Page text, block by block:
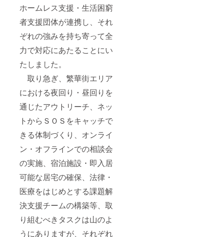
ホームレス支援・生活困窮
者支援団体が連携し、それ
ぞれの強みを持ち寄って全
力で対応にあたることにい
たしました。
取り急ぎ、繁華街エリア
における夜回り・昼回りを
通じたアウトリーチ、ネッ
トからＳＯＳをキャッチで
きる体制づくり、オンライ
ン・オフラインでの相談会
の実施、宿泊施設・即入居
可能な居宅の確保、法律・
医療をはじめとする課題解
決支援チームの構築等、取
り組むべきタスクは山のよ
うにありますが、それぞれ